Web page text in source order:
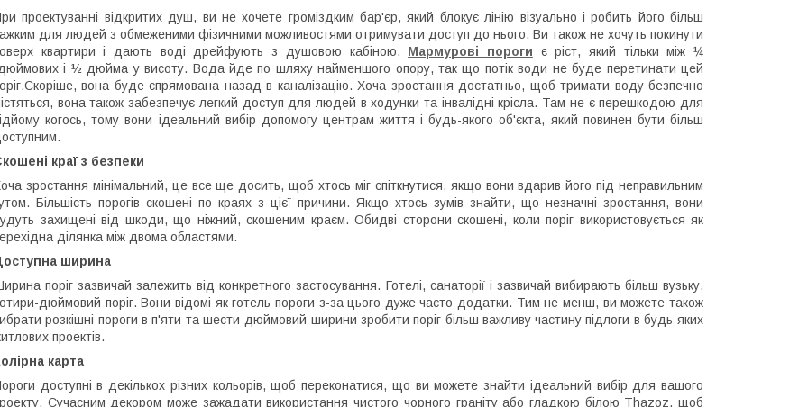
проектуванні відкритих душ, ви не хочете громіздким бар'єр, який блокує лінію візуально і робить його більш
для людей з обмеженими фізичними можливостями отримувати доступ до нього. Ви також не хочуть покинути
квартири і дають воді дрейфують з душовою кабіною. Мармурові пороги є ріст, який тільки між ¼
і ½ дюйма у висоту. Вода йде по шляху найменшого опору, так що потік води не буде перетинати цей
вона буде спрямована назад в каналізацію. Хоча зростання достатньо, щоб тримати воду безпечно
вона також забезпечує легкий доступ для людей в ходунки та інвалідні крісла. Там не є перешкодою для
когось, тому вони ідеальний вибір допомогу центрам життя і будь-якого об'єкта, який повинен бути більш
краї з безпеки
зростання мінімальний, це все ще досить, щоб хтось міг спіткнутися, якщо вони вдарив його під неправильним
Більшість порогів скошені по краях з цієї причини. Якщо хтось зумів знайти, що незначні зростання, вони
захищені від шкоди, що ніжний, скошеним краєм. Обидві сторони скошені, коли поріг використовується як
ділянка між двома областями.
ширина
поріг зазвичай залежить від конкретного застосування. Готелі, санаторії і зазвичай вибирають більш вузьку,
дюймовий поріг. Вони відомі як готель пороги з-за цього дуже часто додатки. Тим не менш, ви можете також
розкішні пороги в п'яти-та шести-дюймовий ширини зробити поріг більш важливу частину підлоги в будь-яких
проектів.
карта
доступні в декількох різних кольорів, щоб переконатися, що ви можете знайти ідеальний вибір для вашого
Сучасним декором може зажадати використання чистого чорного граніту або гладкою білою Thazoz, щоб